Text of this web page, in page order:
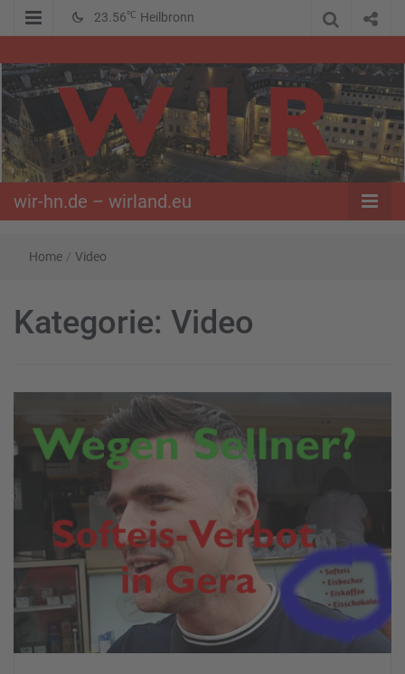
23.56℃ Heilbronn
wir-hn.de –
wirland.eu
wir-hn.de – wirland.eu
Home / Video
Kategorie: Video